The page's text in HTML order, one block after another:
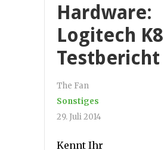
Hardware:
Logitech
Testbericht
The Fan
Sonstiges
29. Juli 2014
Kennt Ihr